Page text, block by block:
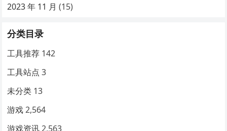
2023 年 11 月 (15)
分类目录
工具推荐 142
工具站点 3
未分类 13
游戏 2,564
游戏资讯 2,563